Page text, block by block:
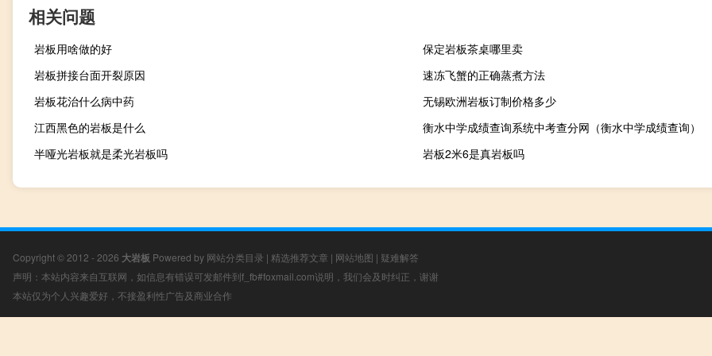
相关问题
岩板用啥做的好
保定岩板茶桌哪里卖
岩板拼接台面开裂原因
速冻飞蟹的正确蒸煮方法
岩板花治什么病中药
无锡欧洲岩板订制价格多少
江西黑色的岩板是什么
衡水中学成绩查询系统中考查分网（衡水中学成绩查询）
半哑光岩板就是柔光岩板吗
岩板2米6是真岩板吗
Copyright © 2012 - 2026 大岩板 Powered by 网站分类目录 | 精选推荐文章 | 网站地图 | 疑难解答
声明：本站内容来自互联网，如信息有错误可发邮件到f_fb#foxmail.com说明，我们会及时纠正，谢谢
本站仅为个人兴趣爱好，不接盈利性广告及商业合作